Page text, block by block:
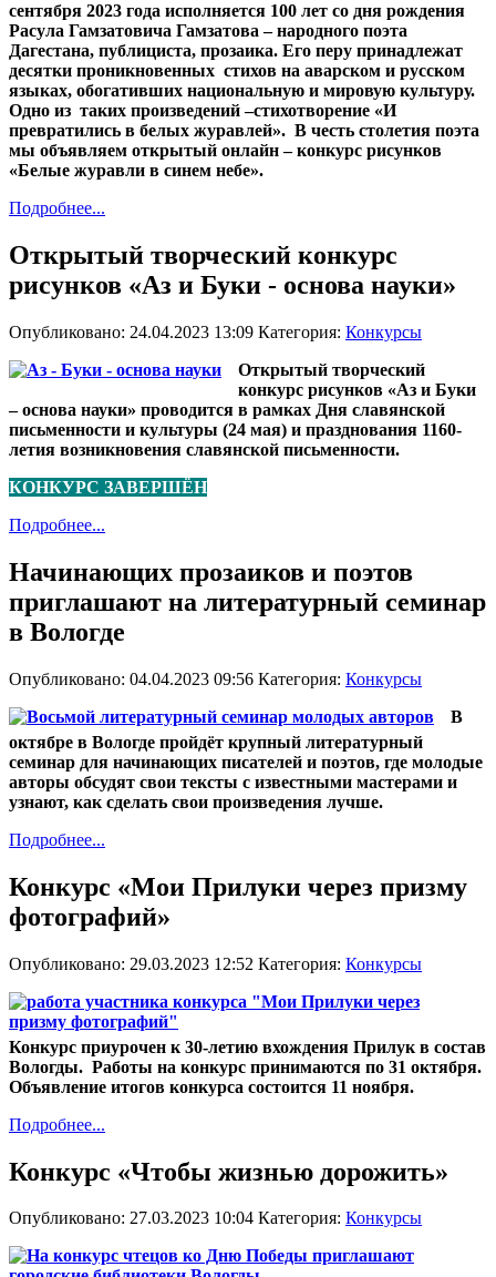
сентября 2023 года исполняется 100 лет со дня рождения
Расула Гамзатовича Гамзатова – народного поэта
Дагестана, публициста, прозаика. Его перу принадлежат
десятки проникновенных стихов на аварском и русском
языках, обогативших национальную и мировую культуру.
Одно из таких произведений –стихотворение «И
превратились в белых журавлей». В честь столетия поэта
мы объявляем открытый онлайн – конкурс рисунков
«Белые журавли в синем небе».
Подробнее...
Открытый творческий конкурс
рисунков «Аз и Буки - основа науки»
Опубликовано: 24.04.2023 13:09 Категория: Конкурсы
Открытый творческий
конкурс рисунков «Аз и Буки
– основа науки» проводится в рамках Дня славянской
письменности и культуры (24 мая) и празднования 1160-
летия возникновения славянской письменности.
КОНКУРС ЗАВЕРШЁН
Подробнее...
Начинающих прозаиков и поэтов
приглашают на литературный семинар
в Вологде
Опубликовано: 04.04.2023 09:56 Категория: Конкурсы
В
октябре в Вологде пройдёт крупный литературный
семинар для начинающих писателей и поэтов, где молодые
авторы обсудят свои тексты с известными мастерами и
узнают, как сделать свои произведения лучше.
Подробнее...
Конкурс «Мои Прилуки через призму
фотографий»
Опубликовано: 29.03.2023 12:52 Категория: Конкурсы
Конкурс приурочен к 30-летию вхождения Прилук в состав
Вологды. Работы на конкурс принимаются по 31 октября.
Объявление итогов конкурса состоится 11 ноября.
Подробнее...
Конкурс «Чтобы жизнью дорожить»
Опубликовано: 27.03.2023 10:04 Категория: Конкурсы